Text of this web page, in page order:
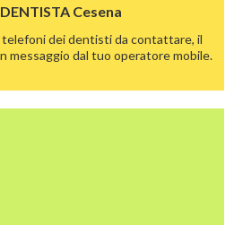
Cesena
telefoni dei dentisti da contattare, il
messaggio dal tuo operatore mobile.